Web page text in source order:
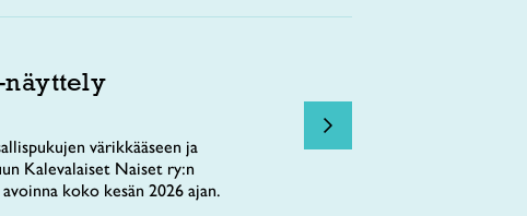
näyttely
värikkääseen ja
Kalevalaiset Naiset ry:n
koko kesän 2026 ajan.